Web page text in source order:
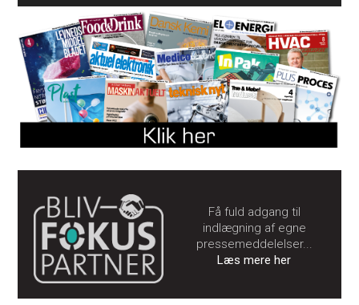
Få fuld adgang til
indlægning af egne
pressemeddelelser...
Læs mere her